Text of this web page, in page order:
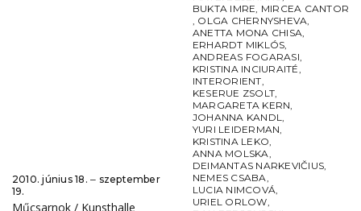
2010. június 18. ‒ szeptember
19.
Műcsarnok / Kunsthalle
BUKTA IMRE, MIRCEA CANTOR
, OLGA CHERNYSHEVA,
ANETTA MONA CHISA,
ERHARDT MIKLÓS,
ANDREAS FOGARASI,
KRISTINA INCIURAITÉ,
INTERORIENT,
KESERUE ZSOLT,
MARGARETA KERN,
JOHANNA KANDL,
YURI LEIDERMAN,
KRISTINA LEKO,
ANNA MOLSKA,
DEIMANTAS NARKEVIČIUS,
NEMES CSABA,
LUCIA NIMCOVÁ,
URIEL ORLOW,